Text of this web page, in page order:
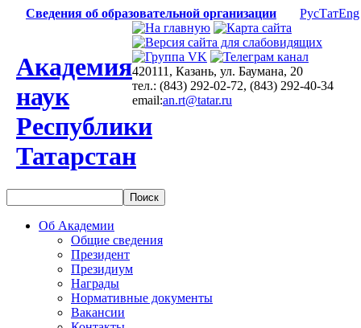
Сведения об образовательной организации РусТатEng
Академия
наук
Республики
Татарстан
420111, Казань, ул. Баумана, 20
тел.: (843) 292-02-72, (843) 292-40-34
email:an.rt@tatar.ru
Об Академии
Общие сведения
Президент
Президиум
Награды
Нормативные документы
Вакансии